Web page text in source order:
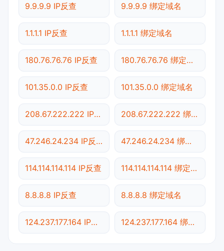
9.9.9.9 IP反查 9.9.9.9 绑定域名
1.1.1.1 IP反查 1.1.1.1 绑定域名
180.76.76.76 IP反查 180.76.76.76 绑定域名
101.35.0.0 IP反查 101.35.0.0 绑定域名
208.67.222.222 IP反查 208.67.222.222 绑定域名
47.246.24.234 IP反查 47.246.24.234 绑定域名
114.114.114.114 IP反查 114.114.114.114 绑定域名
8.8.8.8 IP反查 8.8.8.8 绑定域名
124.237.177.164 IP反查 124.237.177.164 绑定域名